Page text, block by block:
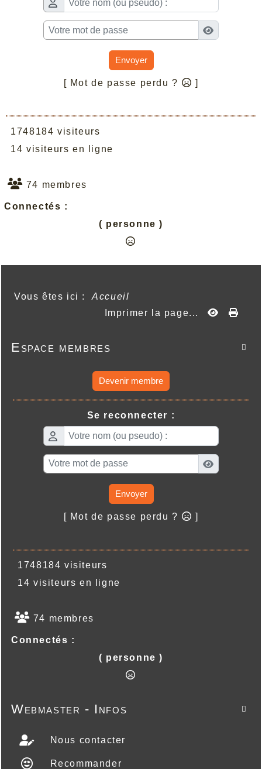
Envoyer
[ Mot de passe perdu ? ]
1748184 visiteurs
14 visiteurs en ligne
74 membres
Connectés :
( personne )
Vous êtes ici :Accueil
Imprimer la page...

Espace membres
Devenir membre
Se reconnecter :
Envoyer
[ Mot de passe perdu ? ]
1748184 visiteurs
14 visiteurs en ligne
74 membres
Connectés :
( personne )

Webmaster - Infos
Nous contacter
Recommander